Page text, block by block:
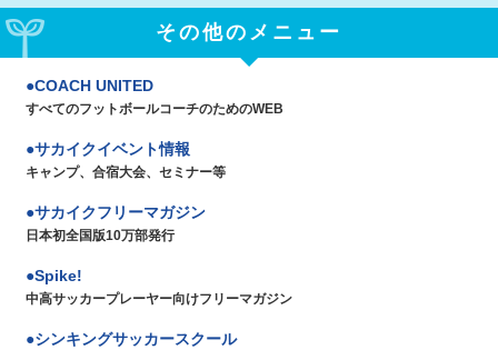
その他のメニュー
COACH UNITED
すべてのフットボールコーチのためのWEB
サカイクイベント情報
キャンプ、合宿大会、セミナー等
サカイクフリーマガジン
日本初全国版10万部発行
Spike!
中高サッカープレーヤー向けフリーマガジン
シンキングサッカースクール